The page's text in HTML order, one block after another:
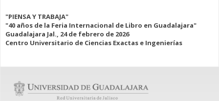
"PIENSA Y TRABAJA"
"40 años de la Feria Internacional de Libro en Guadalajara"
Guadalajara Jal., 24 de febrero de 2026
Centro Universitario de Ciencias Exactas e Ingenierías